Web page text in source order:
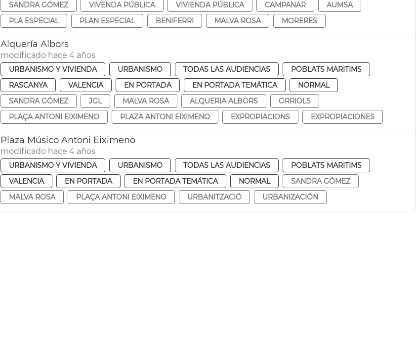
SANDRA GÓMEZ
VIVENDA PÚBLICA VIVIENDA PÚBLICA CAMPANAR
AUMSA
PLA ESPECIAL
PLAN ESPECIAL BENIFERRI MALVA ROSA MORERES
Alquería Albors
modificado hace 4 años
URBANISMO Y VIVIENDA URBANISMO TODAS LAS AUDIENCIAS
POBLATS MARITIMS
RASCANYA
VALENCIA EN PORTADA EN PORTADA TEMÁTICA
NORMAL
SANDRA GÓMEZ
JGL MALVA ROSA ALQUERIA ALBORS
ORRIOLS
PLAÇA ANTONI EIXIMENO
PLAZA ANTONI EIXIMENO EXPROPIACIONS EXPROPIACIONES
Plaza Músico Antoni Eiximeno
modificado hace 4 años
URBANISMO Y VIVIENDA URBANISMO TODAS LAS AUDIENCIAS
POBLATS MARITIMS
VALENCIA
EN PORTADA EN PORTADA TEMÁTICA NORMAL
SANDRA GÓMEZ
MALVA ROSA
PLAÇA ANTONI EIXIMENO URBANITZACIÓ URBANIZACIÓN